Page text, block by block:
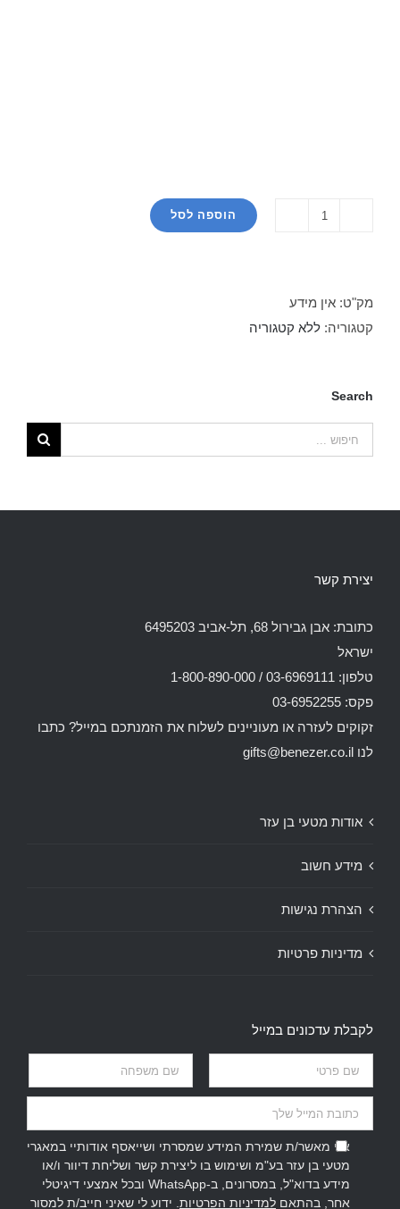
טובה
ומתוקה
הוספה לסל
מק"ט: אין מידע
קטגוריה: ללא קטגוריה
Search
יצירת קשר
כתובת: אבן גבירול 68, תל-אביב 6495203
ישראל
טלפון: 03-6969111 / 1-800-890-000
פקס: 03-6952255
זקוקים לעזרה או מעוניינים לשלוח את הזמנתכם במייל? כתבו
לנו gifts@benezer.co.il
אודות מטעי בן עזר
מידע חשוב
הצהרת נגישות
מדיניות פרטיות
לקבלת עדכונים במייל
אני מאשר/ת שמירת המידע שמסרתי ושייאסף אודותיי במאגרי
מטעי בן עזר בע"מ ושימוש בו ליצירת קשר ושליחת דיוור ו/או
מידע בדוא"ל, במסרונים, ב-WhatsApp ובכל אמצעי דיגיטלי
אחר, בהתאם למדיניות הפרטיות . ידוע לי שאיני חייב/ת למסור